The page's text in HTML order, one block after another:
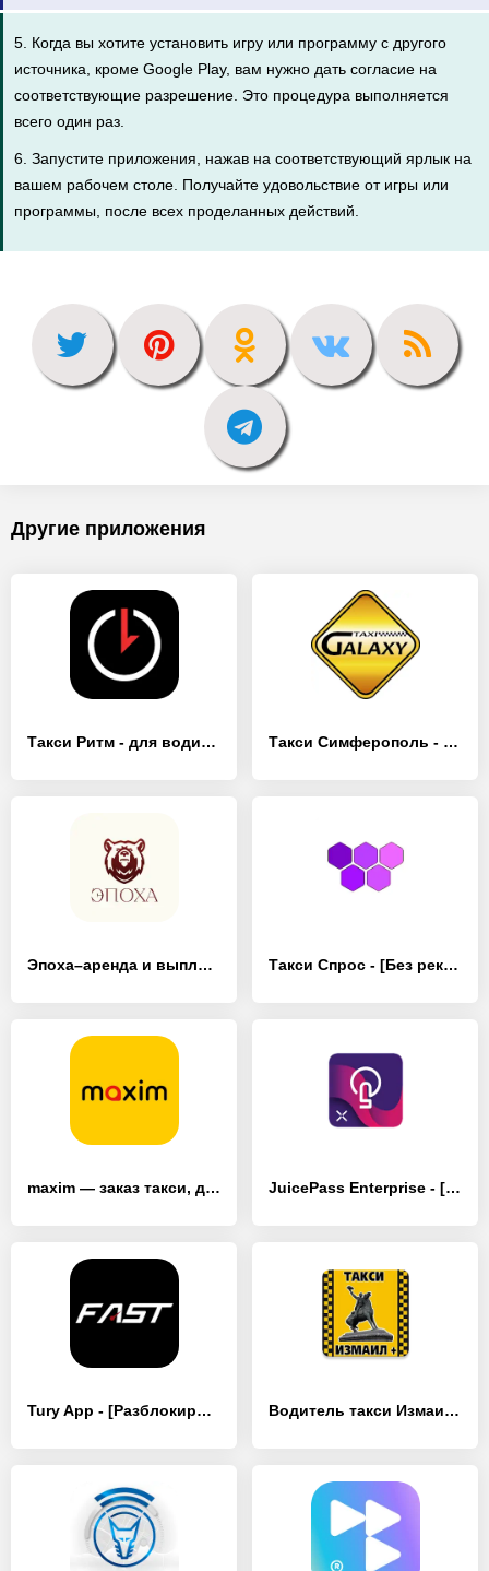
5. Когда вы хотите установить игру или программу с другого
источника, кроме Google Play, вам нужно дать согласие на
соответствующие разрешение. Это процедура выполняется
всего один раз.
6. Запустите приложения, нажав на соответствующий ярлык на
вашем рабочем столе. Получайте удовольствие от игры или
программы, после всех проделанных действий.
Другие приложения
Такси Ритм - для водителей - [Полная версия] Такси Симферополь - [Разблокированная версия]
Эпоха–аренда и выплаты в такси - [Без рекламы] Такси Спрос - [Без рекламы]
maxim — заказ такси, доставка - [Без рекламы] JuicePass Enterprise - [Разблокированная версия]
Tury App - [Разблокированная версия] Водитель такси Измаил + - [Полная версия]